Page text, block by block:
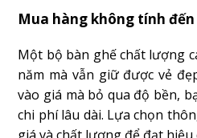
Mua hàng không tính
Một bộ bàn ghế chất lượng
năm mà vẫn giữ được vẻ
vào giá mà bỏ qua độ bền,
chi phí lâu dài. Lựa chọn